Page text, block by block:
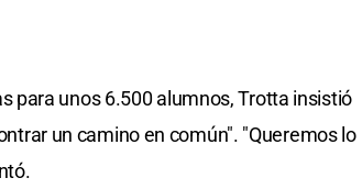
para unos 6.500 alumnos, Trotta insistió
un camino en común". "Queremos lo